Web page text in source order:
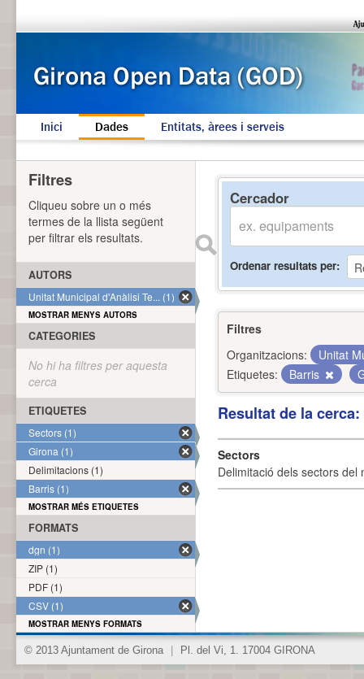
Inici Dades Entitats, àrees i serveis
Cercador
Ordenar resultats per
Filtres
Organitzacions:
Unitat
Etiquetes:
Barris
Resultat de la
Sectors
Delimitació dels sectors del
Filtres
Cliqueu sobre un o més
termes de la llista següent
per filtrar els resultats.
AUTORS
Unitat Municipal d'Anàlisi Te... (1)
MOSTRAR MENYS AUTORS
CATEGORIES
No hi ha filtres per aquesta
cerca
ETIQUETES
Sectors (1)
Girona (1)
Delimitacions (1)
Barris (1)
MOSTRAR MÉS ETIQUETES
FORMATS
dgn (1)
ZIP (1)
PDF (1)
CSV (1)
MOSTRAR MENYS FORMATS
© 2013 Ajuntament de Girona Pl. del Vi, 1. 17004 GIRONA